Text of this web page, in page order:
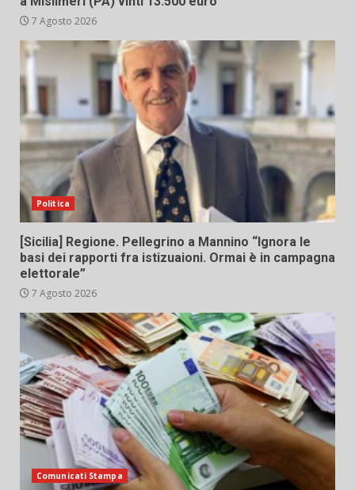
7 Agosto 2026
Politica
[Sicilia] Regione. Pellegrino a Mannino “Ignora le
basi dei rapporti fra istizuaioni. Ormai è in campagna
elettorale”
7 Agosto 2026
Comunicati Stampa